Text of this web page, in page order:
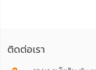
ติดต่อเรา